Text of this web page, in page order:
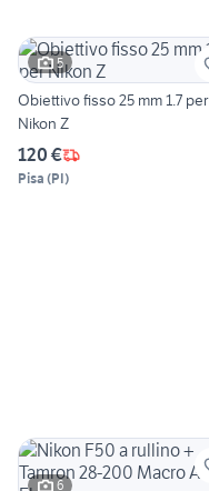
5
Obiettivo fisso 25 mm 1.7 per
Nikon Z
120 €
Pisa (PI)
6